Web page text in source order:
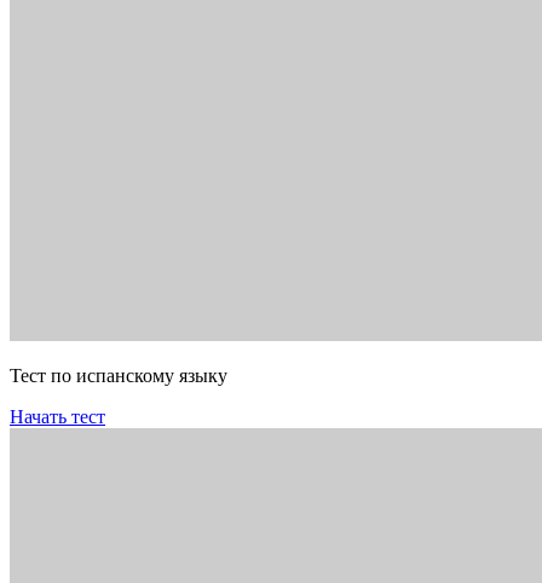
Тест по испанскому языку
Начать тест